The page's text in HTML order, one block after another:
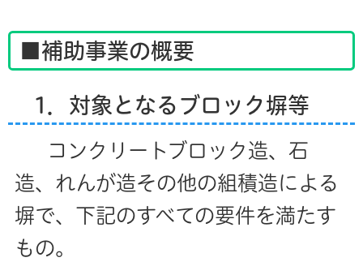
■補助事業の概要
1．対象となるブロック塀等
コンクリートブロック造、石
造、れんが造その他の組積造による
塀で、下記のすべての要件を満たす
もの。